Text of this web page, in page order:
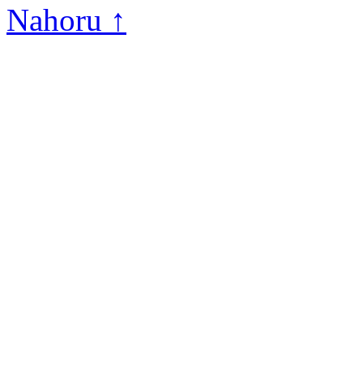
Nahoru ↑